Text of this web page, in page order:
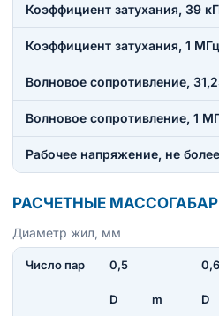
Коэффициент затухания, 39
Коэффициент затухания, 1 МГц
Волновое сопротивление,
Волновое сопротивление, 1
Рабочее напряжение, не
РАСЧЕТНЫЕ
Диаметр жил, мм
Число пар 0,5
D m D